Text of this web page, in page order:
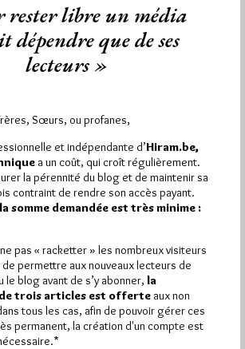
0 commentaire
pages ont été lues (Source :
Plus d’informations
rester libre un média
dépendre que de ses
lecteurs »
Sœurs, ou profanes,
et indépendante d’Hiram.be,
a un coût, qui croît régulièrement.
la pérennité du blog et de maintenir sa
contraint de rendre son accès payant.
la somme demandée est très minime :
pas « racketter » les nombreux visiteurs
permettre aux nouveaux lecteurs de
le blog avant de s’y abonner, la
trois articles est offerte aux non
tous les cas, afin de pouvoir gérer ces
permanent, la création d'un compte est